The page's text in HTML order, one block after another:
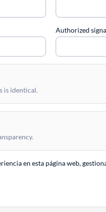
Authorized
is identical.
en esta página web,